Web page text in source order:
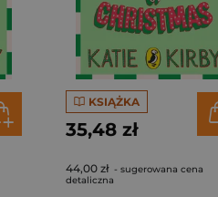
KSIĄŻKA
35,48 zł
44,00 zł - sugerowana cena
detaliczna